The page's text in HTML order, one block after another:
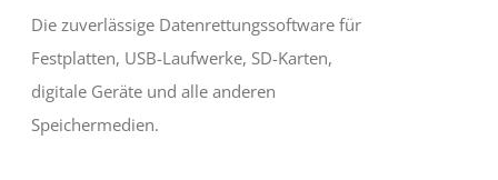
Die zuverlässige Datenrettungssoftware für
Festplatten, USB-Laufwerke, SD-Karten,
digitale Geräte und alle anderen
Speichermedien.